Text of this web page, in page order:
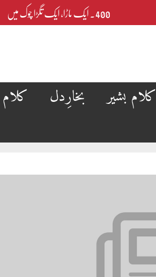
400۔ ایک ماڑا، ایک تگڑا چوک میں
کلام بشیر بخارِدل